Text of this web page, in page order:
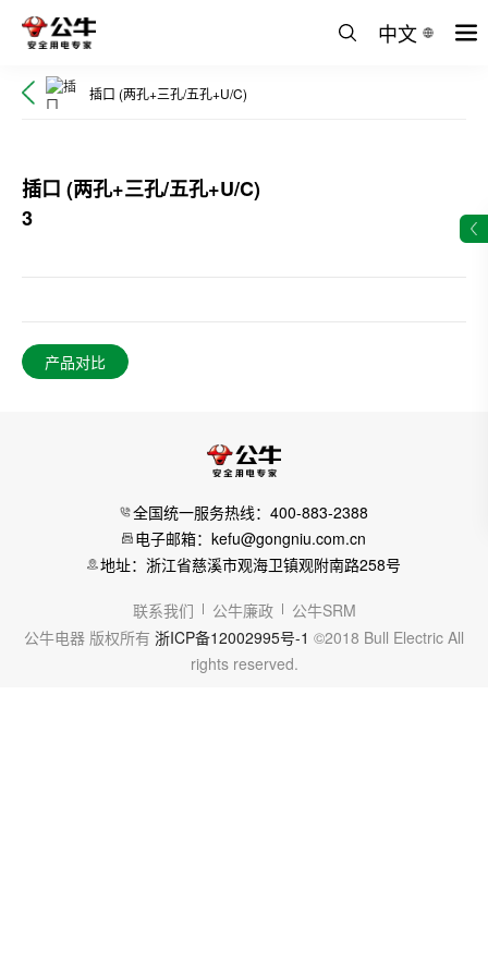
中文
插口 (两孔+三孔/五孔+U/C)
插口 (两孔+三孔/五孔+U/C)
3
产品对比
全国统一服务热线：400-883-2388
电子邮箱：kefu@gongniu.com.cn
地址：浙江省慈溪市观海卫镇观附南路258号
联系我们 公牛廉政
公牛SRM
公牛电器 版权所有 浙ICP备12002995号-1 ©2018 Bull Electric All
rights reserved.